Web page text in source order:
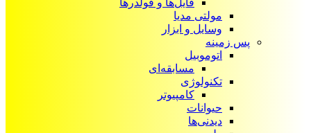
فایل‌ها و فولدرها
مولتی مدیا
وسایل و ابزار
پس زمینه
اتوموبیل
مسابقه‌ای
تکنولوژی
کامپیوتر
حیوانات
دیدنی‌ها